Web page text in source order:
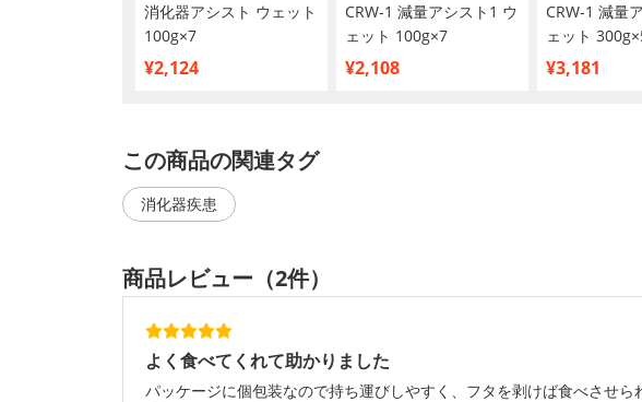
消化器アシスト ウェット
100g×7
¥2,124
CRW‐1 減量アシスト1 ウ
ェット 100g×7
¥2,108
CRW‐1 減量
ェット
¥3,181
この商品の関連タグ
消化器疾患
商品レビュー（2件）
よく食べてくれて助かりました
パッケージに個包装なので持ち運びしやすく、フタを剥けば食べさせ